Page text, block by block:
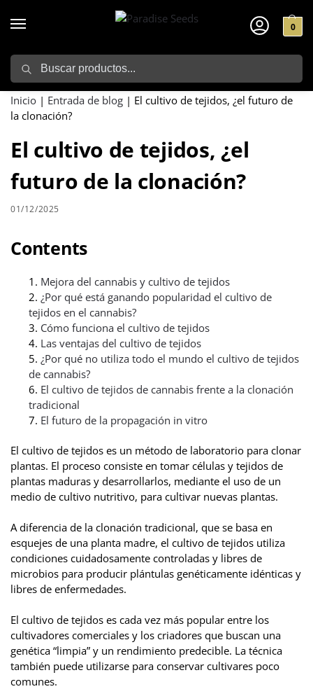
0
Inicio | Entrada de blog | El cultivo de tejidos, ¿el futuro de
la clonación?
El cultivo de tejidos, ¿el
futuro de la clonación?
01/12/2025
Contents
Mejora del cannabis y cultivo de tejidos
¿Por qué está ganando popularidad el cultivo de
tejidos en el cannabis?
Cómo funciona el cultivo de tejidos
Las ventajas del cultivo de tejidos
¿Por qué no utiliza todo el mundo el cultivo de tejidos
de cannabis?
El cultivo de tejidos de cannabis frente a la clonación
tradicional
El futuro de la propagación in vitro
El cultivo de tejidos es un método de laboratorio para clonar
plantas. El proceso consiste en tomar células y tejidos de
plantas maduras y desarrollarlos, mediante el uso de un
medio de cultivo nutritivo, para cultivar nuevas plantas.
A diferencia de la clonación tradicional, que se basa en
esquejes de una planta madre, el cultivo de tejidos utiliza
condiciones cuidadosamente controladas y libres de
microbios para producir plántulas genéticamente idénticas y
libres de enfermedades.
El cultivo de tejidos es cada vez más popular entre los
cultivadores comerciales y los criadores que buscan una
genética “limpia” y un rendimiento predecible. La técnica
también puede utilizarse para conservar cultivares poco
comunes.